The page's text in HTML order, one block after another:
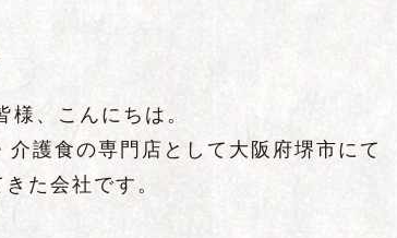
様、こんにちは。
護食の専門店として大阪府堺市にて
た会社です。